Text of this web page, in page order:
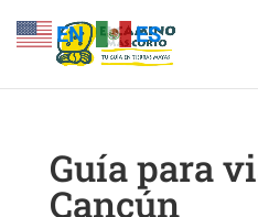
Guía para
Cancún
EN ES